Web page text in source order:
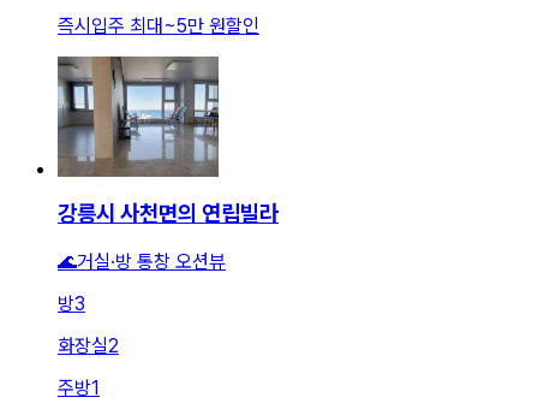
즉시입주 최대 ~5만 원할인
강릉시 사천면의 연립빌라
🌊거실·방 통창 오션뷰
방3
화장실2
주방1